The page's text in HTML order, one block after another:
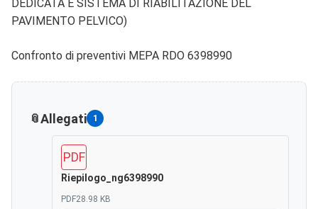
DEDICATA E SISTEMA DI RIABILITAZIONE DEL
PAVIMENTO PELVICO)
Confronto di preventivi MEPA RDO 6398990
Allegati 1
PDF
Riepilogo_ng6398990
PDF28.98 KB